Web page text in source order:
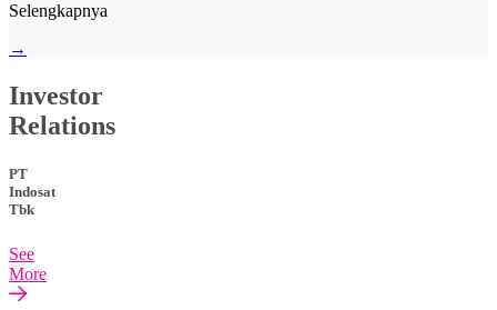
Selengkapnya
→
Investor
Relations
PT
Indosat
Tbk
See
More